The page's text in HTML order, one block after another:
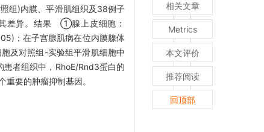
组)内膜、平滑肌组织及38例子
其差异。结果 ①腺上皮细胞：
；在子宫腺肌病在位内膜腺体
及对照组-实验组平滑肌细胞中
者组织中，RhoE/Rnd3蛋白的
要的肿瘤抑制基因。
相关文章
Metrics
本文评价
推荐阅读
回顶部